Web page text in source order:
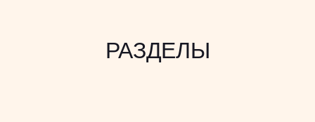
РАЗДЕЛЫ